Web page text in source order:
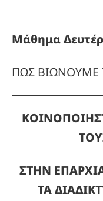
Μάθημα
ΠΩΣ ΒΙΩΝΟΥΜΕ
ΣΤΗΝ
ΤΑ